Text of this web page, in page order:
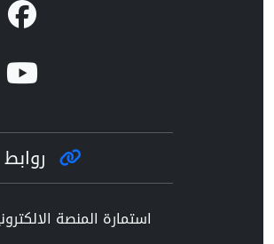
استمارة المنصة